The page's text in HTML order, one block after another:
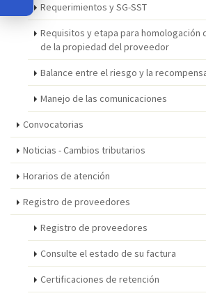
Requerimientos y SG-SST
Requisitos y etapa para homologación
de la propiedad del proveedor
Balance entre el riesgo y la
Manejo de las comunicaciones
Convocatorias
Noticias - Cambios tributarios
Horarios de atención
Registro de proveedores
Registro de proveedores
Consulte el estado de su factura
Certificaciones de retención